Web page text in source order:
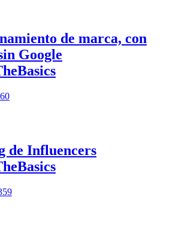
de marca, con
Google
de Influencers